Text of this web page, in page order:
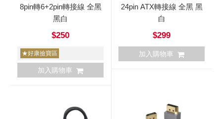
8pin轉6+2pin轉接線 全黑
黑白
$250
★好康撿寶區
加入購物車
24pin ATX轉接線 全黑 黑
白
$299
加入購物車